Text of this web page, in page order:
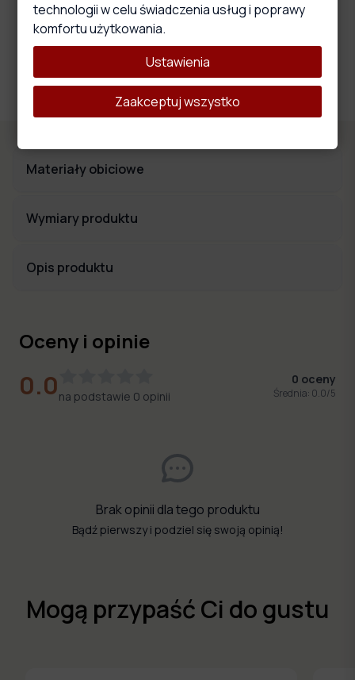
Wysokoelastyczna pianka
Materiał ten wyróżnia się właściwościami, które wpływają na
wygodę i komfort użytkowania oraz trwałość i stabilność
całego produktu.
Materiały obiciowe
Wymiary produktu
Opis produktu
Oceny i opinie
0.0na podstawie 0 opinii
0 oceny
Średnia: 0.0/5
Brak opinii dla tego produktu
Bądź pierwszy i podziel się swoją opinią!
Mogą przypaść Ci do gustu
technologii w celu świadczenia usług i poprawy
komfortu użytkowania.
Ustawienia
Zaakceptuj wszystko